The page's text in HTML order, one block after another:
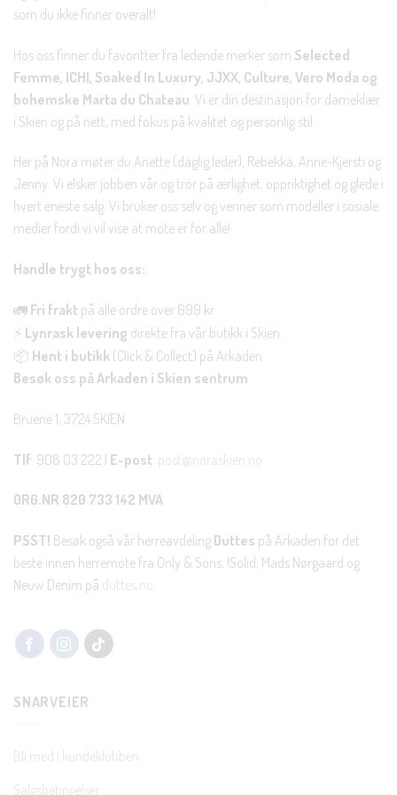
som du ikke finner overalt!
Hos oss finner du favoritter fra ledende merker som Selected
Femme, ICHI, Soaked In Luxury, JJXX, Culture, Vero Moda og
bohemske Marta du Chateau . Vi er din destinasjon for dameklær
i Skien og på nett, med fokus på kvalitet og personlig stil.
Her på Nora møter du Anette (daglig leder), Rebekka, Anne-Kjersti og
Jenny. Vi elsker jobben vår og tror på ærlighet, oppriktighet og glede i
hvert eneste salg. Vi bruker oss selv og venner som modeller i sosiale
medier fordi vi vil vise at mote er for alle!
Handle trygt hos oss:
🚛 Fri frakt på alle ordre over 699 kr.
⚡ Lynrask levering direkte fra vår butikk i Skien.
📦 Hent i butikk (Click & Collect) på Arkaden.
Besøk oss på Arkaden i Skien sentrum
Bruene 1, 3724 SKIEN
Tlf: 908 03 222 | E-post: post@noraskien.no
ORG.NR 820 733 142 MVA
PSST! Besøk også vår herreavdeling Duttes på Arkaden for det
beste innen herremote fra Only & Sons, !Solid, Mads Nørgaard og
Neuw Denim på duttes.no
SNARVEIER
Bli med i kundeklubben
Salgsbetingelser